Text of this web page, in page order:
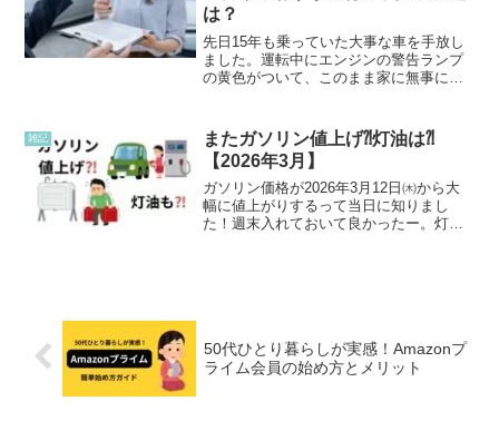
は？
先日15年も乗っていた大事な車を手放し
ました。運転中にエンジンの警告ランプ
の黄色がついて、このまま家に無事につ
たらかなり修理代が高くなるかもしれな
い。もう修理に出さずに...
雑記
またガソリン値上げ⁈灯油は⁈
【2026年3月】
ガソリン価格が2026年3月12日㈭から大
幅に値上がりするって当日に知りまし
た！週末入れておいて良かったー。灯油
50代ひとり暮らしが実感！Amazonプ
ライム会員の始め方とメリット